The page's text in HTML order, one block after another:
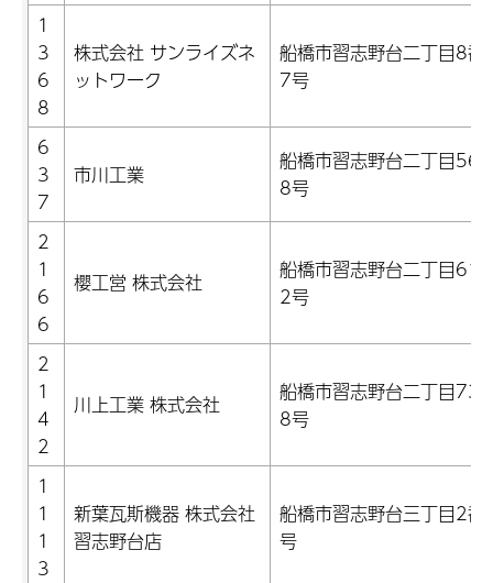
1
3
6
8
株式会社 サンライズネ
ットワーク
船橋市習志野台二丁目8番
7号
6
3
7
市川工業
船橋市習志野台二丁目56
8号
2
1
6
6
櫻工営 株式会社
船橋市習志野台二丁目61
2号
2
1
4
2
川上工業 株式会社
船橋市習志野台二丁目73
8号
1
1
1
3
新葉瓦斯機器 株式会社
習志野台店
船橋市習志野台三丁目2番
号